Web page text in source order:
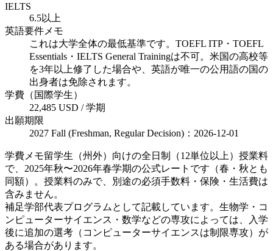
IELTS
6.5以上
英語要件メモ
これは大学全体の最低基準です。TOEFL ITP・TOEFL
Essentials・IELTS General Trainingは不可。米国の高校等
を3年以上修了した場合や、英語が唯一の公用語の国の
出身者は免除されます。
学費（国際学生）
22,485 USD / 学期
出願期限
2027 Fall (Freshman, Regular Decision)：2026-12-01
学費メモ留学生（州外）向けの全日制（12単位以上）授業料
で、2025年秋〜2026年春学期の公式レートです（春・秋とも
同額）。授業料のみで、別途の必須手数料・保険・生活費は
含みません。
補足学部代表プログラムとして記載しています。生物学・コ
ンピューターサイエンス・数学などの専攻によっては、入学
後に追加の選考（コンピューターサイエンスは制限専攻）が
ある場合があります。